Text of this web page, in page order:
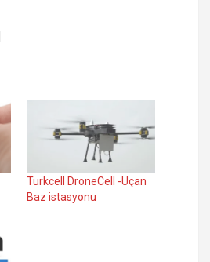
Turkcell DroneCell -Uçan
Baz istasyonu